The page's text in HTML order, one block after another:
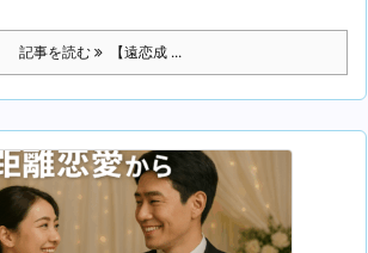
記事を読む 【遠恋成 ...